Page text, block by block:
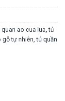
quan ao cua lua ,tủ
gỗ tự nhiên ,tủ quần